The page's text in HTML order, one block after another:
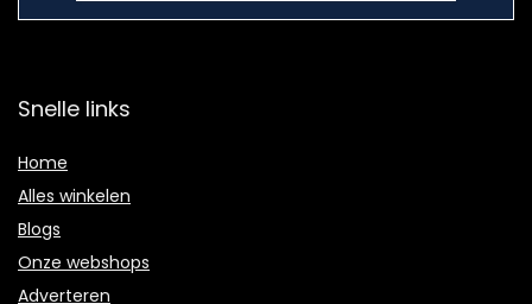
Snelle links
Home
Alles winkelen
Blogs
Onze webshops
Adverteren